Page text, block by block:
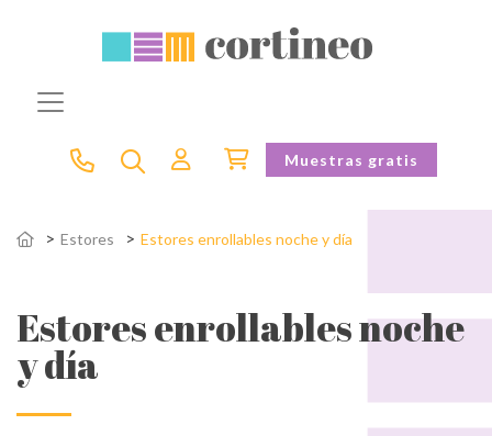
Muestras gratis
Estores Estores enrollables noche y día
Estores enrollables noche
y día